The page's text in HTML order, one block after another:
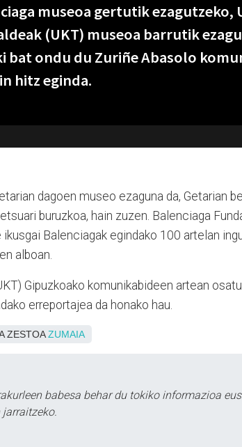
museoa gertutik ezagutzeko,
(UKT) museoa barrutik
bat ondu du Zuriñe Abasolo
hitz eginda.
dagoen museo ezaguna da, Getarian
buruzkoa, hain zuzen. Balenciaga
Balenciagak egindako 100 artelan
alboan.
Gipuzkoako komunikabideen artean
erreportajea da honako hau.
ZESTOAZUMAIA
babesa behar du tokiko informazioa